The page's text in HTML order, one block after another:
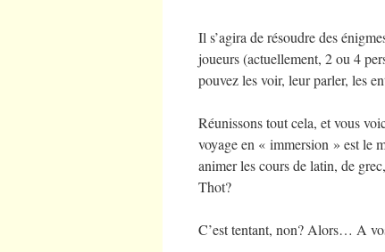
Il s’agira de résoudre des
joueurs (actuellement, 2 ou 4
pouvez les voir, leur parler, les
Réunissons tout cela, et vous
voyage en « immersion » est le
animer les cours de latin, de
Thot?
C’est tentant, non? Alors… A